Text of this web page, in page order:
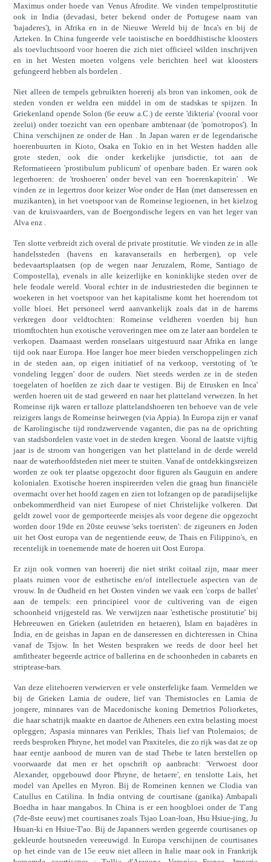
Maximus onder hoede van Venus Afrodite. We vinden tempelprostitutie
ook in India (devadasi, beter bekend onder de Portugese naam van
'bajaderes'), in Afrika en in de Nieuwe Wereld bij de Inca's en bij de
Azteken. In China fungeerde vele taoistische en boeddhistische kloosters
als toevluchtsoord voor hoeren die zich niet officieel wilden inschrijven
en in het Westen moeten volgens vele berichten heel wat kloosters
gefungeerd hebben als bordelen .
Niet alleen de tempels gebruikten hoererij als bron van inkomen, ook de
steden vonden er weldra een middel in om de stadskas te spijzen. In
Griekenland opende Solon (6e eeuw a.C.) de eerste 'dikteria' (vooral voor
zeelui) onder toezicht van een openbare ambtenaar (de 'pornotropos'). In
China verschijnen ze onder de Han . In Japan waren er de legendarische
hoerenbuurten in Kioto, Osaka en Tokio en in het Westen hadden alle
grote steden, ook die onder kerkelijke jurisdictie, tot aan de
Reformatieeen 'prostibulum publicum' of openbare baden. Er waren ook
legerhoeren: de 'troshoeren' onder bevel van een 'hoerenkapitein' . We
vinden ze in legertros door keizer Woe onder de Han (met danseressen en
muzikanten), in het voetspoor van de Romeinse legioenen, in het kielzog
van de kruisvaarders, van de Boergondische legers en van het leger van
Alva enz .
Ten slotte verbreidt zich overal de private prostitutie. We vinden ze in alle
handelssteden (havens en karavanserails en herbergen), op vele
bedevaartsplaatsen (op de wegen naar Jeruzalem, Rome, Santiago de
Compostella), evenals in alle keizerlijke en koninklijke steden over de
hele feodale wereld. Vooral echter in de industriesteden die beginnen te
woekeren in het voetspoor van het kapitalisme komt het hoerendom tot
volle bloei. Het personeel werd aanvankelijk zoals dat in de harems
verkregen door veldtochten: Romeinse veldheren voerden bij hun
triomftochten hun exotische veroveringen mee om ze later aan bordelen te
verkopen. Daarnaast werden ronselaars uitgestuurd naar Afrika en lange
tijd ook naar Europa. Hoe langer hoe meer bieden verschoppelingen zich
in de steden aan, op eigen initiatief of na verkoop, verstoting of 'te
vondeling leggen' door de ouders. Niet steeds werden ze in de steden
toegelaten of hoefden ze zich daar te vestigen. Bij de Etrusken en Inca'
werden hoeren uit de stad geweerd en naar het platteland verwezen. In het
Romeinse rijk waren er talloze plattelandshoeren ten behoeve van de vele
reizigers langs de Romeinse heirwegen (via Appia). In Europa zijn er vanaf
de Karolingische tijd rondzwervende vaganten, die pas na de oprichting
van stadsbordelen vaste voet in de steden kregen. Vooral de laatste vijftig
jaar is de stroom van hongerigen van het platteland in de derde wereld
naar de waterhoofdsteden niet meer te stuiten. Vanaf de ontdekkingsreizen
worden ze ook ter plaatse opgezocht door figuren als Gauguin en andere
kolonialen. Exotische hoeren inspireerden velen die graag hun financiële
overmacht over het hoofd zagen en zien tot lofzangen op de paradijselijke
onbekommerdheid van niet Europese of niet Christelijke volkeren. Dat
geldt zowel voor de gemporteerde meisjes als voor degene die opgezocht
worden door 19de en 20ste eeuwse 'seks toeristen': de zigeuners en Joden
uit het Oost europa van de negentiende eeuw, de Thais en Filippino's, en
recentelijk in toenemende mate de hoeren uit Oost Europa.
Er zijn ook vormen van hoererij die niet strikt coïtaal zijn, maar meer
plaats ruimen voor de esthetische en/of intellectuele aspecten van de
vrouw. In de Oudheid en het Oosten vinden we vaak een 'corps de ballet'
aan de tempels: een principieel voor de cultivering van de eigen
schoonheid vrijgesteld ras. We verwijzen naar 'esthetische prostitutie' bij
Hebreeuwen en Grieken (auletriden en hetaeren), Islam en bajadères in
India, en de geishas in Japan en de danseressen en dichteressen in China
vanaf de Tsjow. In het Westen bespraken we reeds de door heel het
amfitheater begeerde actrice of ballerina en de schoonheden in cabarets en
striptease-bars.
Van deze elitehoeren verwierven er vele onsterfelijke faam. Vermelden we
bij de Grieken Lamia de oudere, lief van Themistocles en Lamia de
jongere, minnares van de Macedonische koning Demetrios Poliorketes,
die haar schatrijk maakte en daartoe de Atheners een extra belasting moest
opleggen; Aspasia minnares van Perikles; Thais lief van Ptolemaios; de
reeds besproken Phryne, het model van Praxiteles, die zo rijk was dat ze op
haar eentje aanbood de muren van de stad Thebe te laten herstellen op
voorwaarde dat men er het opschrift op aanbracht: 'Verwoest door
Alexander, opgebouwd door Phryne, de hetaere', en tenslotte Lais, het
model van Apelles en Myron. Bij de Romeinen kennen we Clodia van
Catullus en Catilina. In India ontving de courtisane (ganika) Ambapali
Boedha in haar mangabos. In China is er een hoogbloei onder de T'ang
(7de-8ste eeuw) met courtisanes zoals Tsjao Loan-loan, Hsu Hsiue-jing, Ju
Hsuan-ki en Hsiue-T'ao. Bij de Japanners werden gegeerde courtisanes op
gekleurde houtsneden vereeuwigd. In Europa verschijnen de courtisanes
op het einde van de 15e eeuw niet alleen in Italie maar ook in Frankrijk